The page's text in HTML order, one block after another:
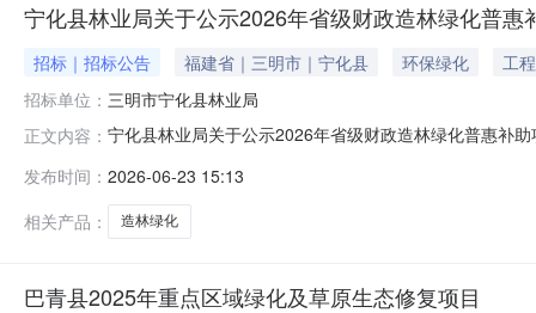
宁化县林业局关于公示2026年省级财政造林绿化普
招标｜招标公告 福建省｜三明市｜宁化县 环保绿化
工程
招标单位： 三明市宁化县林业局
正文内容： 宁化县林业局关于公示2026年省级财政造林绿化普惠补
名单予以公示，主动接受社会公众监督。一、项目名称
田、湖村、淮土、济村泉上、
发布时间： 2026-06-23 15:13
相关产品：
造林绿化
巴青县2025年重点区域绿化及草原生态修复项目